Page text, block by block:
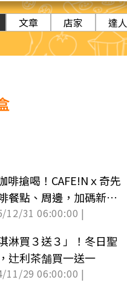
文章 店家 達人
啡搶喝！CAFE!Nｘ奇先
餐點、周邊，加碼新年
12/31 06:00:00 |
淋買３送３」！冬日聖
辻利茶舗買一送一
11/29 06:00:00 |